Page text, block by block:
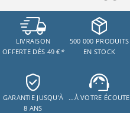
LIVRAISON
OFFERTE DÈS 49 € *
500 000 PRODUITS
EN STOCK
GARANTIE JUSQU'À
8 ANS
…À VOTRE ÉCOUTE